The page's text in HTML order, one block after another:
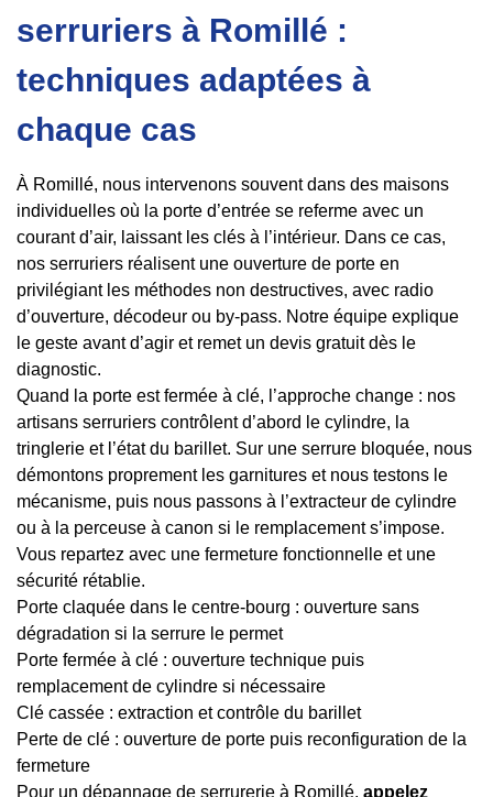
serruriers à Romillé :
techniques adaptées à
chaque cas
À Romillé, nous intervenons souvent dans des maisons
individuelles où la porte d’entrée se referme avec un
courant d’air, laissant les clés à l’intérieur. Dans ce cas,
nos serruriers réalisent une ouverture de porte en
privilégiant les méthodes non destructives, avec radio
d’ouverture, décodeur ou by-pass. Notre équipe explique
le geste avant d’agir et remet un devis gratuit dès le
diagnostic.
Quand la porte est fermée à clé, l’approche change : nos
artisans serruriers contrôlent d’abord le cylindre, la
tringlerie et l’état du barillet. Sur une serrure bloquée, nous
démontons proprement les garnitures et nous testons le
mécanisme, puis nous passons à l’extracteur de cylindre
ou à la perceuse à canon si le remplacement s’impose.
Vous repartez avec une fermeture fonctionnelle et une
sécurité rétablie.
Porte claquée dans le centre-bourg : ouverture sans
dégradation si la serrure le permet
Porte fermée à clé : ouverture technique puis
remplacement de cylindre si nécessaire
Clé cassée : extraction et contrôle du barillet
Perte de clé : ouverture de porte puis reconfiguration de la
fermeture
Pour un dépannage de serrurerie à Romillé, appelez